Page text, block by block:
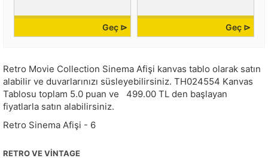
Geç ⊳ Geç ⊳
Retro Movie Collection Sinema Afişi kanvas tablo olarak satın
alabilir ve duvarlarınızı süsleyebilirsiniz. TH024554 Kanvas
Tablosu toplam 5.0 puan ve 499.00 TL den başlayan
fiyatlarla satın alabilirsiniz.
Retro Sinema Afişi - 6
RETRO VE VINTAGE